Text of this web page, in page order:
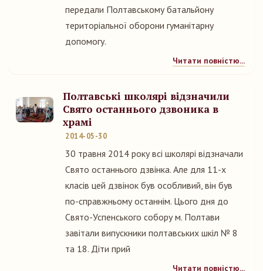
передали Полтавському батальйону
територіальної оборони гуманітарну
допомогу.
Читати повністю...
Полтавські школярі відзначили
Свято останнього дзвоника в
храмі
2014-05-30
30 травня 2014 року всі школярі відзначали
Свято останнього дзвінка. Але для 11-х
класів цей дзвінок був особливий, він був
по-справжньому останнім. Цього дня до
Свято-Успенського собору м. Полтави
завітали випускники полтавських шкіл № 8
та 18. Діти прий
Читати повністю...